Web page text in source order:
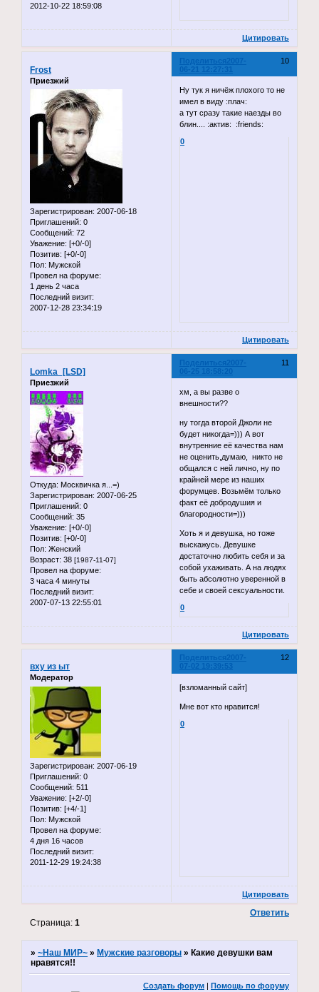
2012-10-22 18:59:08
Цитировать
Поделиться 10
2007-
06-21 12:27:31
Frost
Приезжий
Зарегистрирован: 2007-06-18
Приглашений: 0
Сообщений: 72
Уважение: [+0/-0]
Позитив: [+0/-0]
Пол: Мужской
Провел на форуме:
1 день 2 часа
Последний визит:
2007-12-28 23:34:19
Ну тук я ничёж плохого то не
имел в виду :плач:
а тут сразу такие наезды во
блин.... :актив: :friends:
0
Цитировать
Поделиться 11
2007-
06-25 18:58:20
Lomka_[LSD]
Приезжий
Откуда: Москвичка я...=)
Зарегистрирован: 2007-06-25
Приглашений: 0
Сообщений: 35
Уважение: [+0/-0]
Позитив: [+0/-0]
Пол: Женский
Возраст: 38 [1987-11-07]
Провел на форуме:
3 часа 4 минуты
Последний визит:
2007-07-13 22:55:01
хм, а вы разве о
внешности??
ну тогда второй Джоли не
будет никогда=))) А вот
внутренние её качества нам
не оценить,думаю, никто не
общался с ней лично, ну по
крайней мере из наших
форумцев. Возьмём только
факт её добродушия и
благородности=)))
Хоть я и девушка, но тоже
выскажусь. Девушке
достаточно любить себя и за
собой ухаживать. А на людях
быть абсолютно уверенной в
себе и своей сексуальности.
0
Цитировать
Поделиться 12
2007-
07-02 19:39:53
вху из ыт
Модератор
Зарегистрирован: 2007-06-19
Приглашений: 0
Сообщений: 511
Уважение: [+2/-0]
Позитив: [+4/-1]
Пол: Мужской
Провел на форуме:
4 дня 16 часов
Последний визит:
2011-12-29 19:24:38
[взломанный сайт]
Мне вот кто нравится!
0
Цитировать
Ответить
Страница:1
»~Наш МИР~ » Мужские разговоры » Какие девушки вам
нравятся!!
Создать форум | Помощь по форуму